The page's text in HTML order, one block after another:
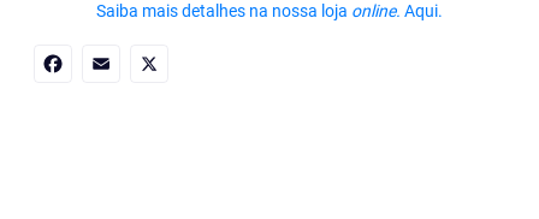
Saiba mais detalhes na nossa loja online. Aqui.